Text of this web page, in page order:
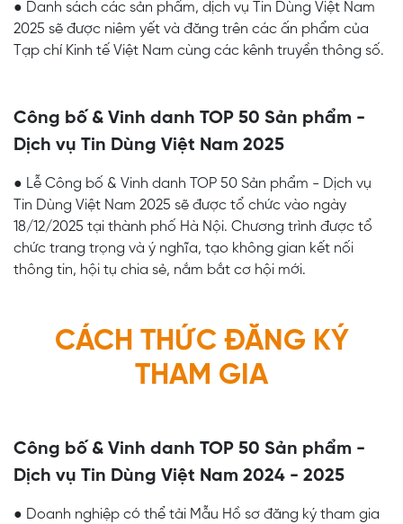
● Danh sách các sản phẩm, dịch vụ Tin Dùng Việt Nam
2025 sẽ được niêm yết và đăng trên các ấn phẩm của
Tạp chí Kinh tế Việt Nam cùng các kênh truyền thông số.
Công bố & Vinh danh TOP 50 Sản phẩm -
Dịch vụ Tin Dùng Việt Nam 2025
● Lễ Công bố & Vinh danh TOP 50 Sản phẩm - Dịch vụ
Tin Dùng Việt Nam 2025 sẽ được tổ chức vào ngày
18/12/2025 tại thành phố Hà Nội. Chương trình được tổ
chức trang trọng và ý nghĩa, tạo không gian kết nối
thông tin, hội tụ chia sẻ, nắm bắt cơ hội mới.
CÁCH THỨC ĐĂNG KÝ
THAM GIA
Công bố & Vinh danh TOP 50 Sản phẩm -
Dịch vụ Tin Dùng Việt Nam 2024 - 2025
● Doanh nghiệp có thể tải Mẫu Hồ sơ đăng ký tham gia